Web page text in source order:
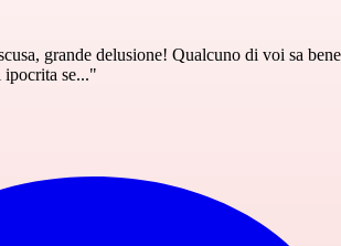
grande delusione! Qualcuno di voi sa bene
ipocrita se..."